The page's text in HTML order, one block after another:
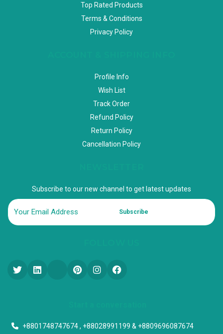
Top Rated Products
Terms & Conditions
Privacy Policy
Profile Info
Wish List
Track Order
Refund Policy
Return Policy
Cancellation Policy
Subscribe to our new channel to get latest updates
Subscribe
+8801748747674 , +88028991199 & +8809696087674